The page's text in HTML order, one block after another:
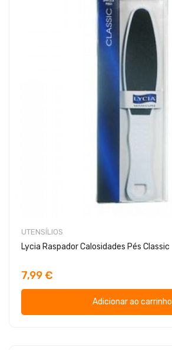
UTENSÍLIOS
Lycia Raspador Calosidades Pés Classic
7,99 €
Adicionar ao carrinho